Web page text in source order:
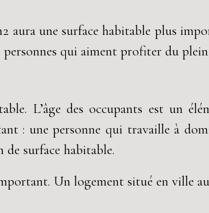
aura une surface habitable plus
qui aiment profiter du
L’âge des occupants est un
: une personne qui travaille à
de surface habitable.
Un logement situé en ville